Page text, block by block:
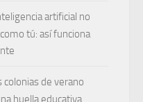
artificial no
tú: así funciona
colonias de verano
huella educativa